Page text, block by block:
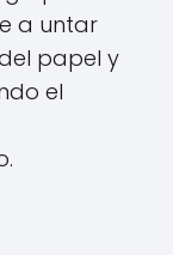
a untar
papel y
el